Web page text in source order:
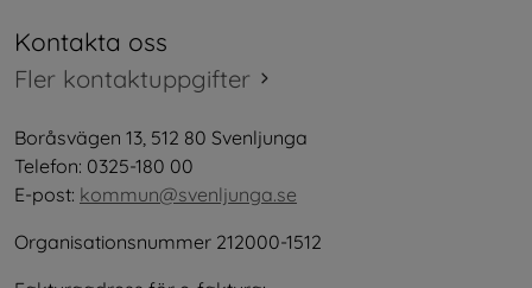
Kontakta oss
Fler kontaktuppgifter
Boråsvägen 13, 512 80 Svenljunga
Telefon: 0325-180 00
E-post: kommun@svenljunga.se
Organisationsnummer 212000-1512